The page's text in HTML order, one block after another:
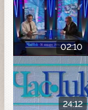
02:10
24:12